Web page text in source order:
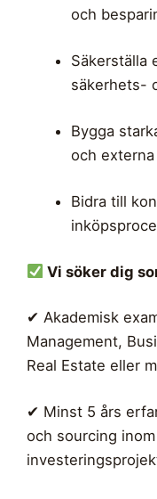
och
Säkerställa
säkerhets-
Bygga
och
Bidra till
Vi söker dig
✔ Akademisk
Management,
Real Estate eller
✔ Minst 5 års
och sourcing